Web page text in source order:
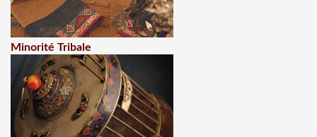
Minorité Tribale